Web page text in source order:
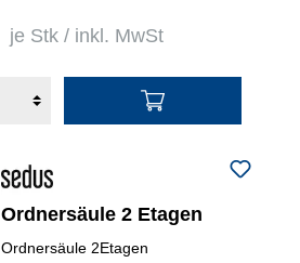
je Stk / inkl. MwSt
Ordnersäule 2 Etagen
Ordnersäule 2Etagen